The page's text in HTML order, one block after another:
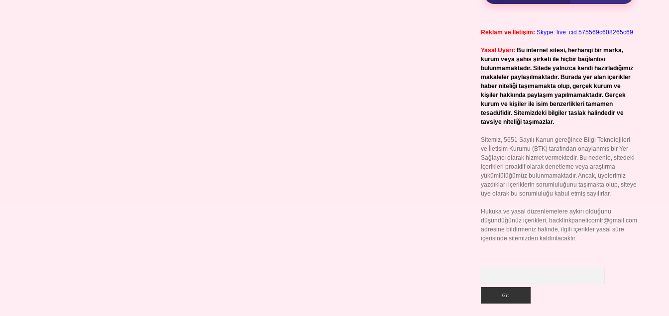
Reklam ve İletişim: Skype: live:.cid.575569c608265c69
Yasal Uyarı: Bu internet sitesi, herhangi bir marka,
kurum veya şahıs şirketi ile hiçbir bağlantısı
bulunmamaktadır. Sitede yalnızca kendi hazırladığımız
makaleler paylaşılmaktadır. Burada yer alan içerikler
haber niteliği taşımamakta olup, gerçek kurum ve
kişiler hakkında paylaşım yapılmamaktadır. Gerçek
kurum ve kişiler ile isim benzerlikleri tamamen
tesadüfidir. Sitemizdeki bilgiler taslak halindedir ve
tavsiye niteliği taşımazlar.
Sitemiz, 5651 Sayılı Kanun gereğince Bilgi Teknolojileri
ve İletişim Kurumu (BTK) tarafından onaylanmış bir Yer
Sağlayıcı olarak hizmet vermektedir. Bu nedenle, sitedeki
içerikleri proaktif olarak denetleme veya araştırma
yükümlülüğümüz bulunmamaktadır. Ancak, üyelerimiz
yazdıkları içeriklerin sorumluluğunu taşımakta olup, siteye
üye olarak bu sorumluluğu kabul etmiş sayılırlar.
Hukuka ve yasal düzenlemelere aykırı olduğunu
düşündüğünüz içerikleri, backlinkpanelicomtr@gmail.com
adresine bildirmeniz halinde, ilgili içerikler yasal süre
içerisinde sitemizden kaldırılacaktır.